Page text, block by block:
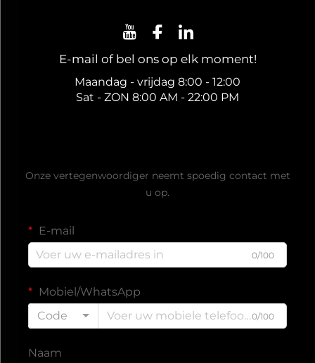
E-mail of bel ons op elk moment!
Maandag - vrijdag 8:00 - 12:00
Sat - ZON 8:00 AM - 22:00 PM
Onze vertegenwoordiger neemt spoedig contact met
u op.
E-mail
0/100
Mobiel/WhatsApp
Code
0/100
Naam